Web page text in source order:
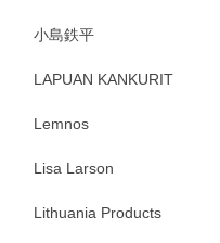
小島鉄平
LAPUAN KANKURIT
Lemnos
Lisa Larson
Lithuania Products